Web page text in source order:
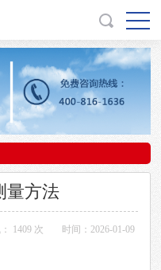
量方法
1409 次
时间：2026-01-09